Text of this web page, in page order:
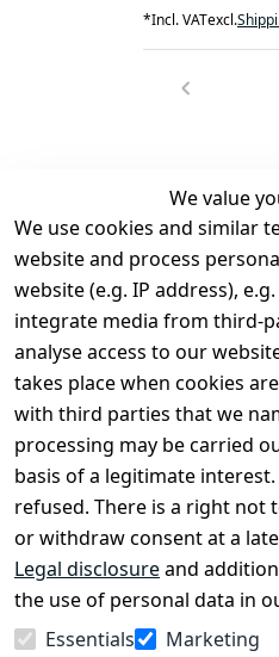
*Incl. VATexcl.
We value
We use cookies and similar
website and process
website (e.g. IP address),
integrate media from third-
analyse access to our
takes place when cookies
with third parties that we
processing may be carried
basis of a legitimate
refused. There is a right not
or withdraw consent at a
Legal disclosureand
the use of personal data in
Essentials
Marketing
Legal
Terms and
Conditions
Legal
disclosure
Privacy Policy
Declaration of
accessibility
Cancellation
rights
Contact
Register
Withdraw